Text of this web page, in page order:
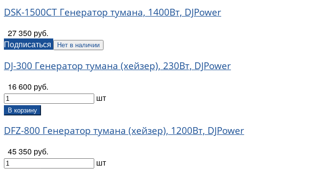
DSK-1500CT Генератор тумана, 1400Вт, DJPower
27 350 руб.
Подписаться
Нет в наличии
DJ-300 Генератор тумана (хейзер), 230Вт, DJPower
16 600 руб.
шт
В корзину
DFZ-800 Генератор тумана (хейзер), 1200Вт, DJPower
45 350 руб.
шт